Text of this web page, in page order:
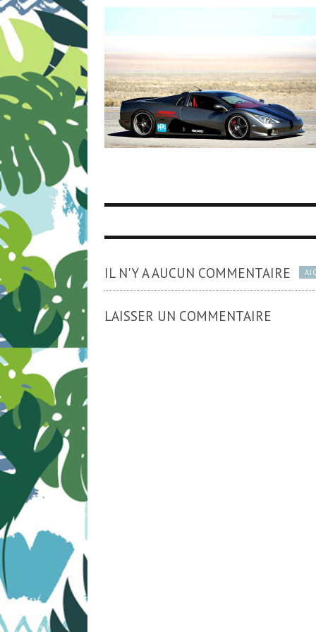
IL N'Y A AUCUN COMMENTAIRE
LAISSER UN COMMENTAIRE